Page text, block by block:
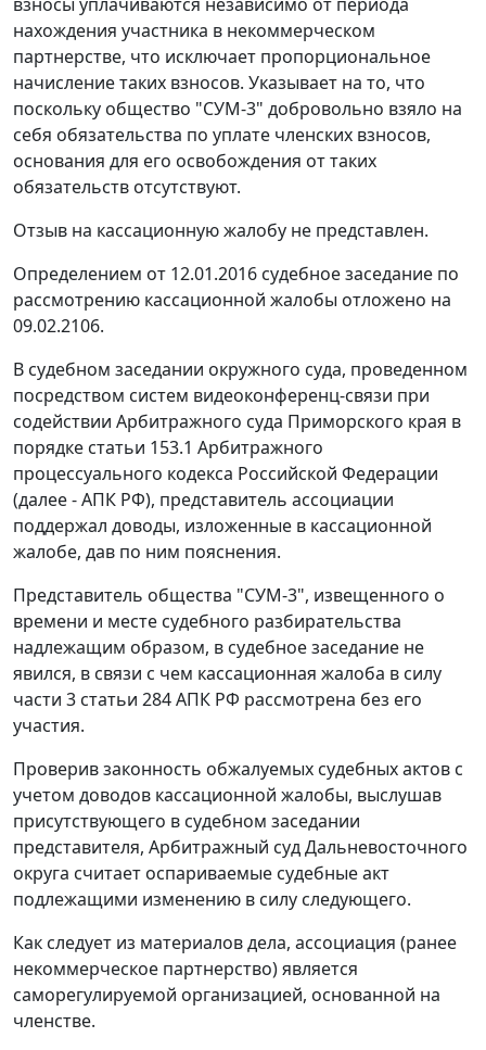
нахождения участника в некоммерческом
партнерстве, что исключает пропорциональное
начисление таких взносов. Указывает на то, что
поскольку общество "СУМ-3" добровольно взяло на
себя обязательства по уплате членских взносов,
основания для его освобождения от таких
обязательств отсутствуют.
Отзыв на кассационную жалобу не представлен.
Определением от 12.01.2016 судебное заседание по
рассмотрению кассационной жалобы отложено на
09.02.2106.
В судебном заседании окружного суда, проведенном
посредством систем видеоконференц-связи при
содействии Арбитражного суда Приморского края в
порядке статьи 153.1 Арбитражного
процессуального кодекса Российской Федерации
(далее - АПК РФ), представитель ассоциации
поддержал доводы, изложенные в кассационной
жалобе, дав по ним пояснения.
Представитель общества "СУМ-3", извещенного о
времени и месте судебного разбирательства
надлежащим образом, в судебное заседание не
явился, в связи с чем кассационная жалоба в силу
части 3 статьи 284 АПК РФ рассмотрена без его
участия.
Проверив законность обжалуемых судебных актов с
учетом доводов кассационной жалобы, выслушав
присутствующего в судебном заседании
представителя, Арбитражный суд Дальневосточного
округа считает оспариваемые судебные акт
подлежащими изменению в силу следующего.
Как следует из материалов дела, ассоциация (ранее
некоммерческое партнерство) является
саморегулируемой организацией, основанной на
членстве.